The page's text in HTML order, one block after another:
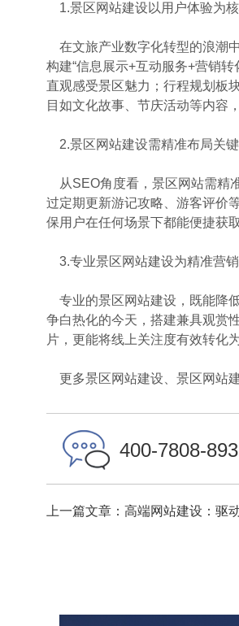
1.景区网站建设以用户体验为
在文旅产业数字化转型的浪潮中
构建“信息展示+互动服务+营销
直观感受景区魅力；行程规划板
目如文化故事、节庆活动等内容
2.景区网站建设需精准布局关
从SEO角度看，景区网站需精
过定期更新游记攻略、游客评价
保用户在任何场景下都能便捷获取
3.专业景区网站建设为精准营
专业的景区网站建设，既能降
争白热化的今天，搭建兼具观赏
片，更能将线上关注度有效转化
更多景区网站建设、景区网站
400-7808-
上一篇文章：高端网站建设：驱